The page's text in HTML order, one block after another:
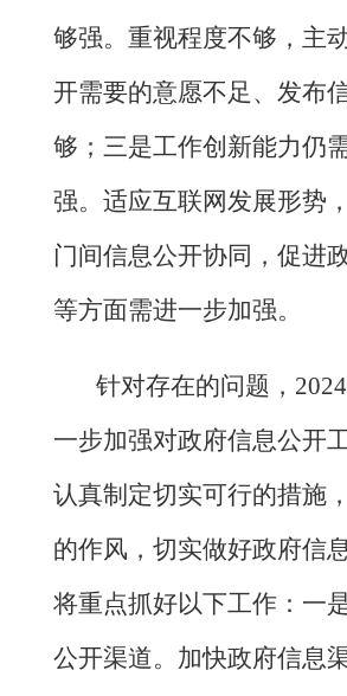
够强。重视程度不够，主
开需要的意愿不足、发布
够；三是工作创新能力仍
强。适应互联网发展形势
门间信息公开协同，促进
等方面需进一步加强。
针对存在的问题， 2024
一步加强对政府信息公开
认真制定切实可行的措施
的作风，切实做好政府信
将重点抓好以下工作：一
公开渠道。加快政府信息